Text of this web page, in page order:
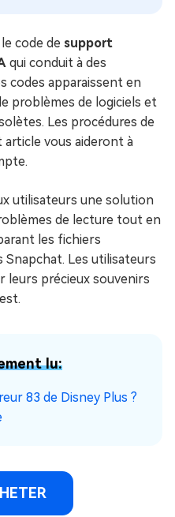
code de support
qui conduit à des
codes apparaissent en
problèmes de logiciels et
Les procédures de
article vous aideront à
utilisateurs une solution
de lecture tout en
les fichiers
Snapchat. Les utilisateurs
leurs précieux souvenirs
lu:
83 de Disney Plus ?